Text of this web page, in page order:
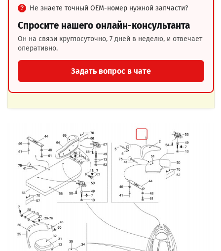
Не знаете точный OEM-номер нужной запчасти?
Спросите нашего онлайн-консультанта
Он на связи круглосуточно, 7 дней в неделю, и отвечает
оперативно.
Задать вопрос в чате